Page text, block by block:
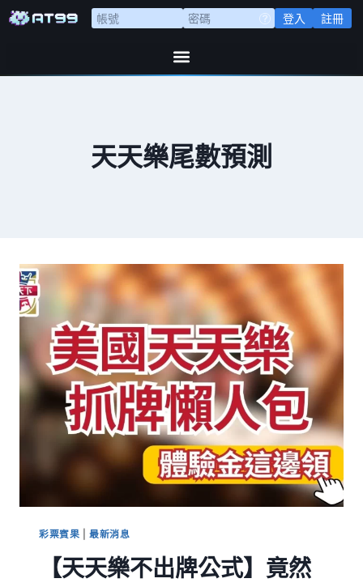
登入 註冊
天天樂尾數預測
彩票賓果 |最新消息
【天天樂不出牌公式】竟然